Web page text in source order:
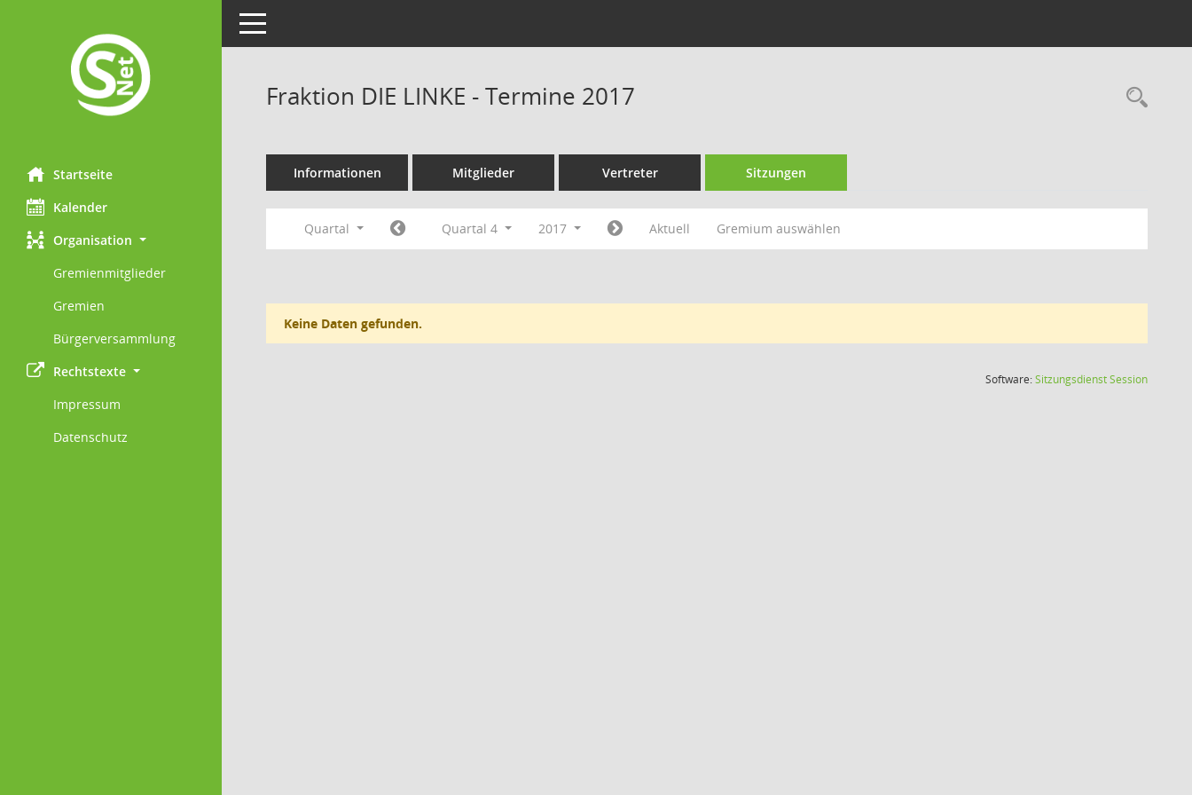
Startseite
Kalender
Organisation
Gremienmitglieder
Gremien
Bürgerversammlung
Rechtstexte
Impressum
Datenschutz
Toggle navigation
Fraktion DIE LINKE - Termine 2017
Informationen Mitglieder Vertreter Sitzungen
Quartal Quartal 4 2017 Aktuell Gremium auswählen
Keine Daten gefunden.
Software:SitzungsdienstSession(Wird in